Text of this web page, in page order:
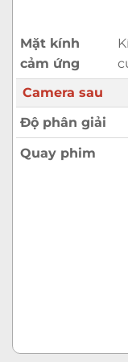
Lần đầu tiên
3 camera ở mặt
Mặt kính
cảm ứng
Camera sau
Độ phân giải
Quay phim